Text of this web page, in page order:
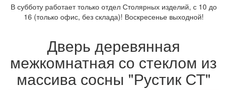
В субботу работает только отдел Столярных изделий, с 10 до
16 (только офис, без склада)! Воскресенье выходной!
Дверь деревянная
межкомнатная со стеклом из
массива сосны "Рустик СТ"